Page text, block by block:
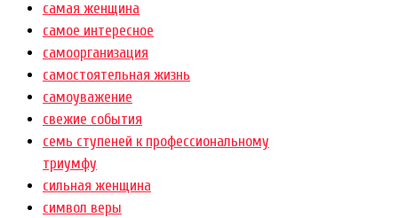
самая женщина
самое интересное
самоорганизация
самостоятельная жизнь
самоуважение
свежие события
семь ступеней к профессиональному
триумфу
сильная женщина
символ веры